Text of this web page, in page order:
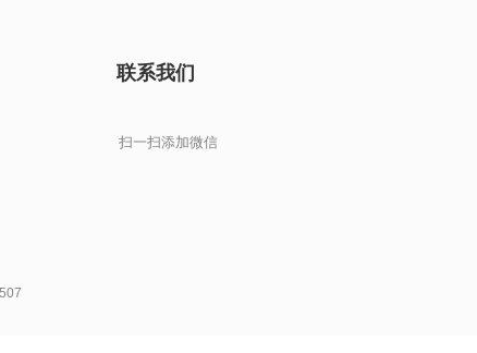
联系我们
扫一扫添加微信